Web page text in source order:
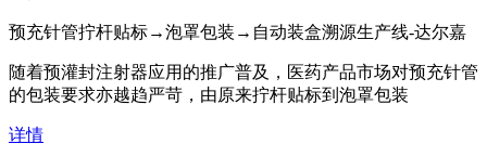
预充针管拧杆贴标→泡罩包装→自动装盒溯源生产线-达尔嘉
随着预灌封注射器应用的推广普及，医药产品市场对预充针管
的包装要求亦越趋严苛，由原来拧杆贴标到泡罩包装
详情